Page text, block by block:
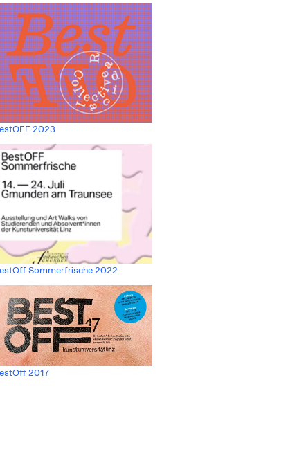
2023
Sommerfrische 2022
2017